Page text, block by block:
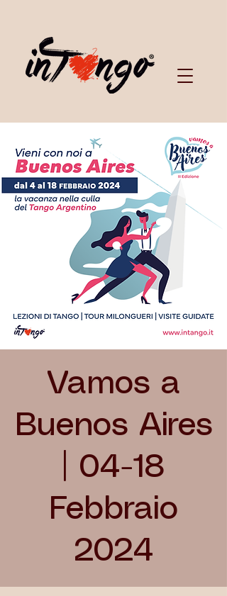
Vamos a
Buenos Aires
| 04-18
Febbraio
2024